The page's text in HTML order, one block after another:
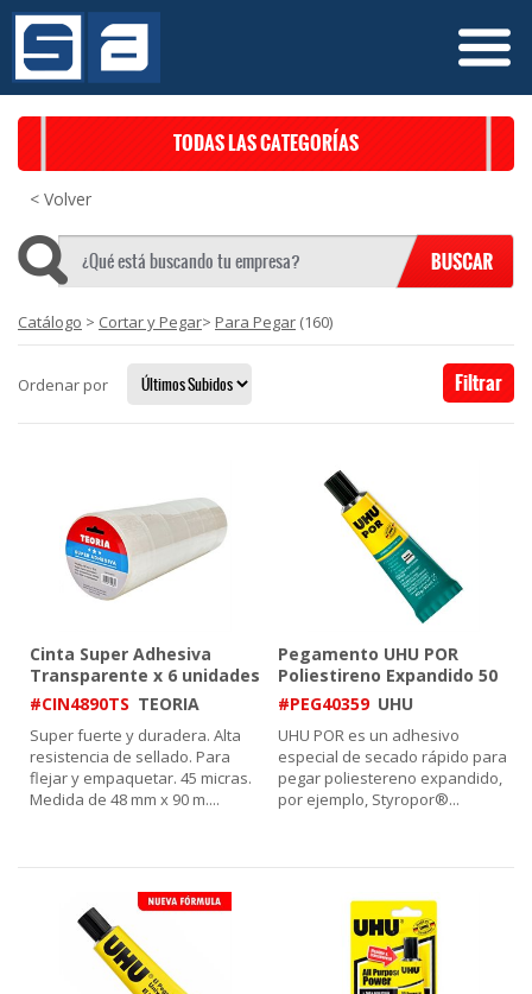
TODAS LAS CATEGORÍAS
< Volver
Catálogo > Cortar y Pegar> Para Pegar (160)
Ordenar por Filtrar
Cinta Super Adhesiva
Transparente x 6 unidades
48 mm x 90 m Teoria
#CIN4890TS TEORIA
Super fuerte y duradera. Alta
resistencia de sellado. Para
flejar y empaquetar. 45 micras.
Medida de 48 mm x 90 m....
Pegamento UHU POR
Poliestireno Expandido 50
ml
#PEG40359 UHU
UHU POR es un adhesivo
especial de secado rápido para
pegar poliestereno expandido,
por ejemplo, Styropor®...